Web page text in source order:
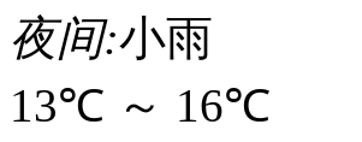
夜间:小雨
13℃ ～ 16℃